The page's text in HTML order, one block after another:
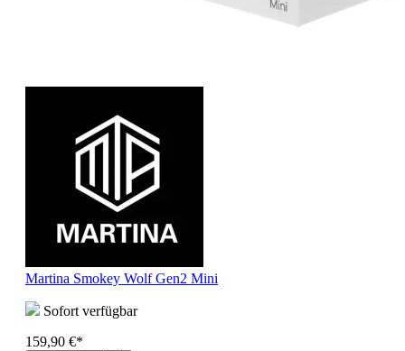
Martina Smokey Wolf Gen2 Mini
Sofort verfügbar
159,90 €*